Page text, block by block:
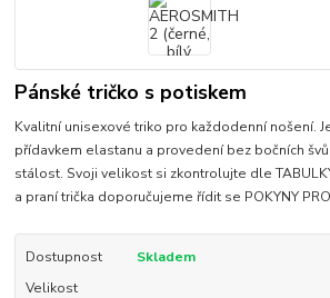
Pánské tričko s potiskem
Kvalitní unisexové triko pro každodenní nošení.
přídavkem elastanu a provedení bez bočních
stálost. Svoji velikost si zkontrolujte dle
a praní trička doporučujeme řídit se POKYNY
Dostupnost
Skladem
Velikost